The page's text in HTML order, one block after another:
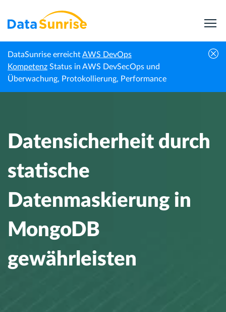
DataSunrise erreichtAWS DevOps
Kompetenz Status in AWS DevSecOps und
Überwachung, Protokollierung, Performance
Startseite Wissenszentrum
Datensicherheit durch statische
Datenmaskierung in MongoDB
gewährleisten
Datensicherheit durch
statische
Datenmaskierung in
MongoDB
gewährleisten